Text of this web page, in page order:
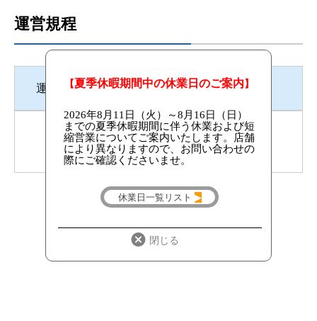
運営規程
運営規程
運営規程①
運営規程②
店舗TOPへ戻る